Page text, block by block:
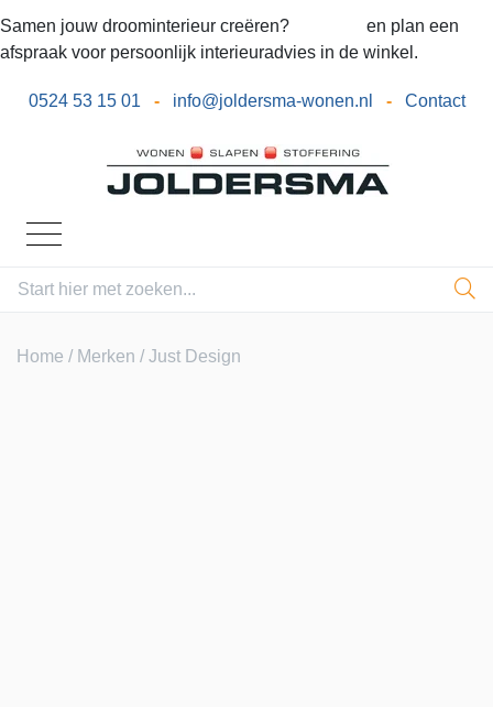
Samen jouw droominterieur creëren?
en plan een
afspraak voor persoonlijk interieuradvies in de winkel.
0524 53 15 01 - info@joldersma-wonen.nl - Contact
Home / Merken / Just Design